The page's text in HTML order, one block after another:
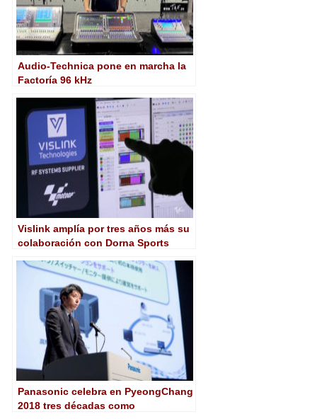
Audio-Technica pone en marcha la
Factoría 96 kHz
Vislink amplía por tres años más su
colaboración con Dorna Sports
radiofrecuencia para MotoGP
Panasonic celebra en PyeongChang
2018 tres décadas como